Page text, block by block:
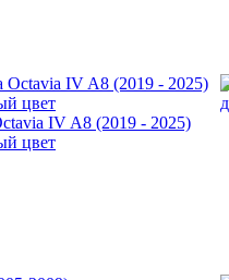
IV A8 (2019 - 2025)
цвет